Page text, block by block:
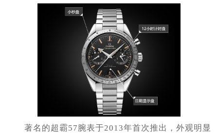
著名的超霸57腕表于2013年首次推出，外观明显